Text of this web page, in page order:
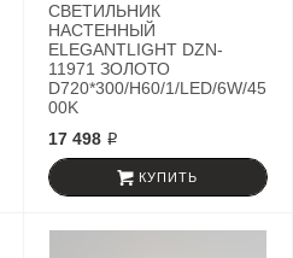
СВЕТИЛЬНИК
НАСТЕННЫЙ
ELEGANTLIGHT DZN-
11971 ЗОЛОТО
D720*300/H60/1/LED/6W/45
00K
17 498 ₽
КУПИТЬ